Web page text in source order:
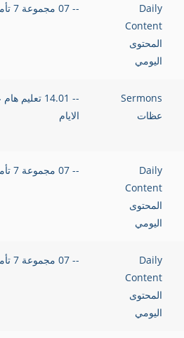
Daily
Content
المحتوى
اليومي
-- 07 مجموعة 7 تأملات عامة
Sermons
عظات
-- 14.01 تعليم
الايام
Daily
Content
المحتوى
اليومي
-- 07 مجموعة 7 تأملات عامة
Daily
Content
المحتوى
اليومي
-- 07 مجموعة 7 تأملات عامة